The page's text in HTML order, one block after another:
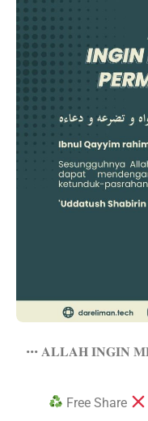
••• 𝐀𝐋𝐋𝐀𝐇
Free Share